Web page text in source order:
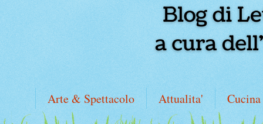
Arte & Spettacolo Attualita' Cucina